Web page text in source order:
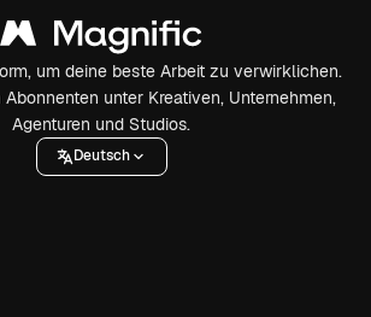
um deine beste Arbeit zu verwirklichen.
unter Kreativen, Unternehmen,
Agenturen und Studios.
Deutsch